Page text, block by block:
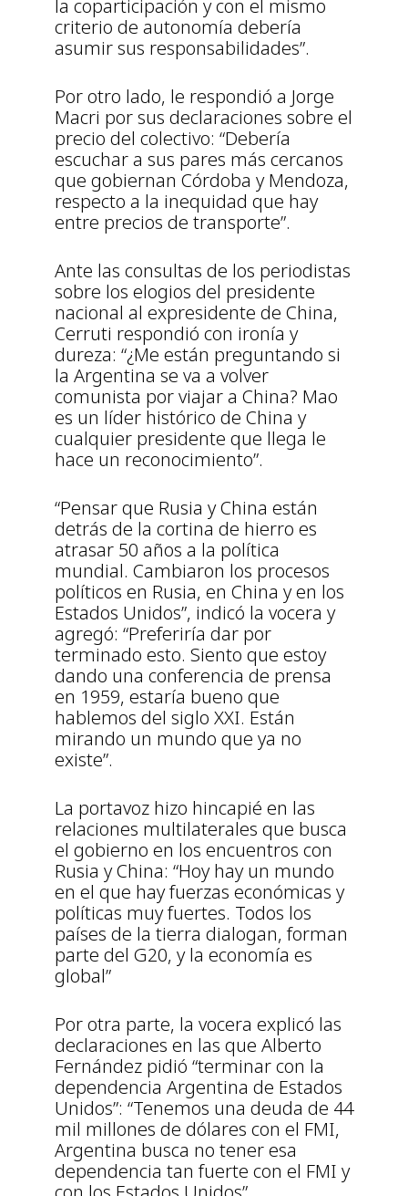
la coparticipación y con el mismo
criterio de autonomía debería
asumir sus responsabilidades”.
Por otro lado, le respondió a Jorge
Macri por sus declaraciones sobre el
precio del colectivo: “Debería
escuchar a sus pares más cercanos
que gobiernan Córdoba y Mendoza,
respecto a la inequidad que hay
entre precios de transporte”.
Ante las consultas de los periodistas
sobre los elogios del presidente
nacional al expresidente de China,
Cerruti respondió con ironía y
dureza: “¿Me están preguntando si
la Argentina se va a volver
comunista por viajar a China? Mao
es un líder histórico de China y
cualquier presidente que llega le
hace un reconocimiento”.
“Pensar que Rusia y China están
detrás de la cortina de hierro es
atrasar 50 años a la política
mundial. Cambiaron los procesos
políticos en Rusia, en China y en los
Estados Unidos”, indicó la vocera y
agregó: “Preferiría dar por
terminado esto. Siento que estoy
dando una conferencia de prensa
en 1959, estaría bueno que
hablemos del siglo XXI. Están
mirando un mundo que ya no
existe”.
La portavoz hizo hincapié en las
relaciones multilaterales que busca
el gobierno en los encuentros con
Rusia y China: “Hoy hay un mundo
en el que hay fuerzas económicas y
políticas muy fuertes. Todos los
países de la tierra dialogan, forman
parte del G20, y la economía es
global”
Por otra parte, la vocera explicó las
declaraciones en las que Alberto
Fernández pidió “terminar con la
dependencia Argentina de Estados
Unidos”: “Tenemos una deuda de 44
mil millones de dólares con el FMI,
Argentina busca no tener esa
dependencia tan fuerte con el FMI y